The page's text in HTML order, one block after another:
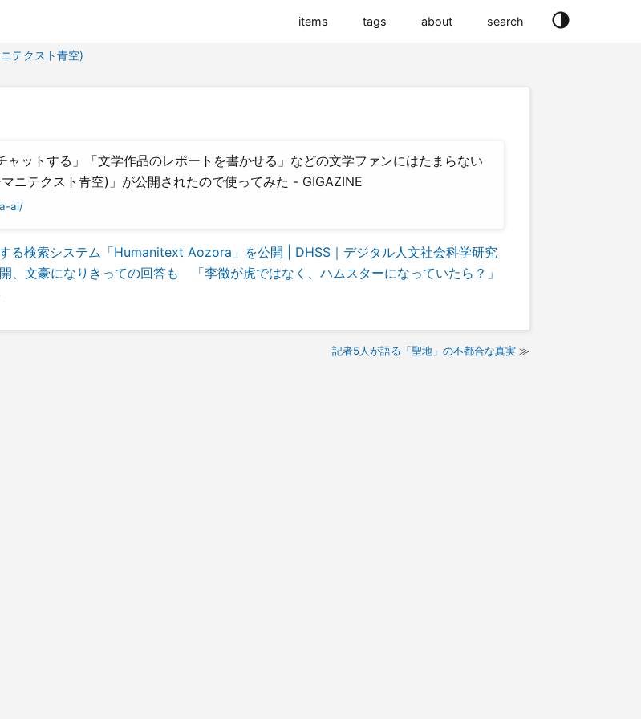
items tags about search
テクスト青空)
ャットする」「文学作品のレポートを書かせる」などの文学ファンにはたまらない
ニテクスト青空)」が公開されたので使ってみた - GIGAZINE
ai/
る検索システム「Humanitext Aozora」を公開 | DHSS｜デジタル人文社会科学研究
、文豪になりきっての回答も 「李徴が虎ではなく、ハムスターになっていたら？」
記者5人が語る「聖地」の不都合な真実